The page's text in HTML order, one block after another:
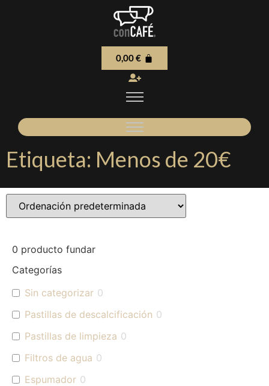
0,00€
Etiqueta: Menos de 20€
0 producto fundar
Categorías
Sin categorizar 0
Pastillas de descalcificación 0
Pastillas de limpieza 0
Filtros de agua 0
Espumador 0